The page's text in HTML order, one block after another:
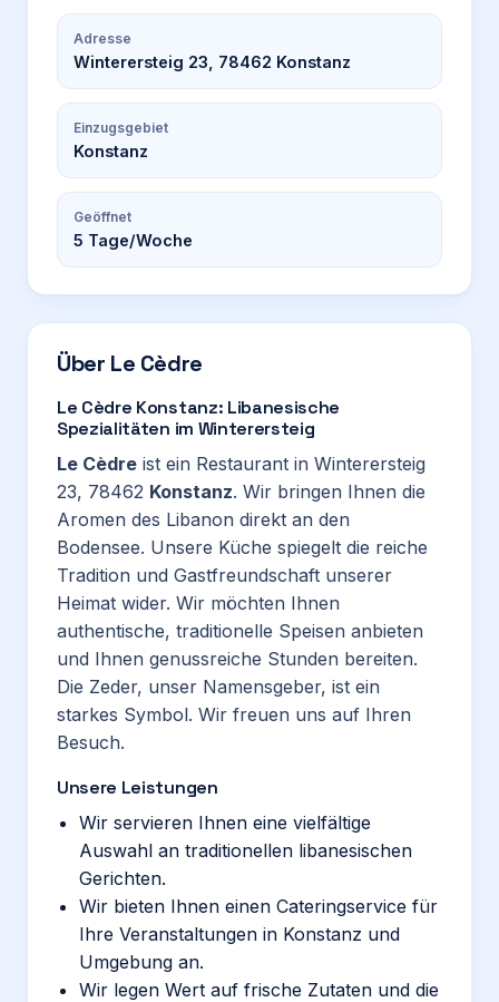
Adresse
Winterersteig 23, 78462 Konstanz
Einzugsgebiet
Konstanz
Geöffnet
5 Tage/Woche
Über Le Cèdre
Le Cèdre Konstanz: Libanesische
Spezialitäten im Winterersteig
Le Cèdre ist ein Restaurant in Winterersteig
23, 78462 Konstanz. Wir bringen Ihnen die
Aromen des Libanon direkt an den
Bodensee. Unsere Küche spiegelt die reiche
Tradition und Gastfreundschaft unserer
Heimat wider. Wir möchten Ihnen
authentische, traditionelle Speisen anbieten
und Ihnen genussreiche Stunden bereiten.
Die Zeder, unser Namensgeber, ist ein
starkes Symbol. Wir freuen uns auf Ihren
Besuch.
Unsere Leistungen
Wir servieren Ihnen eine vielfältige
Auswahl an traditionellen libanesischen
Gerichten.
Wir bieten Ihnen einen Cateringservice für
Ihre Veranstaltungen in Konstanz und
Umgebung an.
Wir legen Wert auf frische Zutaten und die